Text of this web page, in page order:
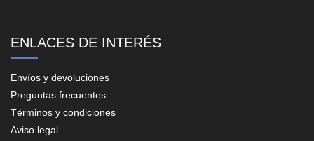
ENLACES DE INTERÉS
Envíos y devoluciones
Preguntas frecuentes
Términos y condiciones
Aviso legal